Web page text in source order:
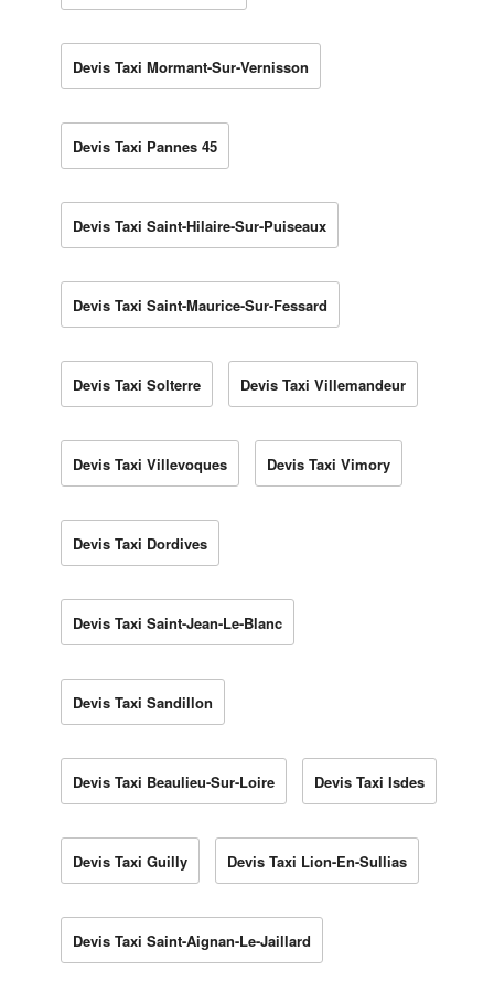
Devis Taxi Mormant-Sur-Vernisson
Devis Taxi Pannes 45
Devis Taxi Saint-Hilaire-Sur-Puiseaux
Devis Taxi Saint-Maurice-Sur-Fessard
Devis Taxi Solterre Devis Taxi Villemandeur
Devis Taxi Villevoques Devis Taxi Vimory
Devis Taxi Dordives
Devis Taxi Saint-Jean-Le-Blanc
Devis Taxi Sandillon
Devis Taxi Beaulieu-Sur-Loire Devis Taxi Isdes
Devis Taxi Guilly Devis Taxi Lion-En-Sullias
Devis Taxi Saint-Aignan-Le-Jaillard